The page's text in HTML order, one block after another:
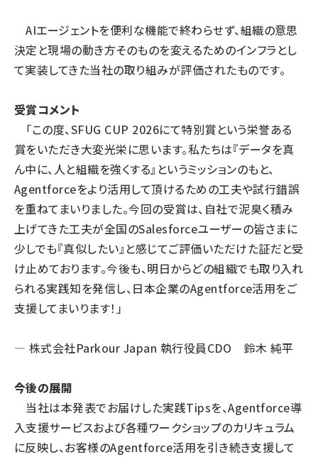
AIエージェントを便利な機能で終わらせず、組織の意思
決定と現場の動き方そのものを変えるためのインフラとし
て実装してきた当社の取り組みが評価されたものです。
受賞コメント
「この度、SFUG CUP 2026にて特別賞という栄誉ある
賞をいただき大変光栄に思います。私たちは『データを真
ん中に、人と組織を強くする』というミッションのもと、
Agentforceをより活用して頂けるための工夫や試行錯誤
を重ねてまいりました。今回の受賞は、自社で泥臭く積み
上げてきた工夫が全国のSalesforceユーザーの皆さまに
少しでも『真似したい』と感じてご評価いただけた証だと受
け止めております。今後も、明日からどの組織でも取り入れ
られる実践知を発信し、日本企業のAgentforce活用をご
支援してまいります！」
― 株式会社Parkour Japan 執行役員CDO 鈴木 純平
今後の展開
当社は本発表でお届けした実践Tipsを、Agentforce導
入支援サービスおよび各種ワークショップのカリキュラム
に反映し、お客様のAgentforce活用を引き続き支援して